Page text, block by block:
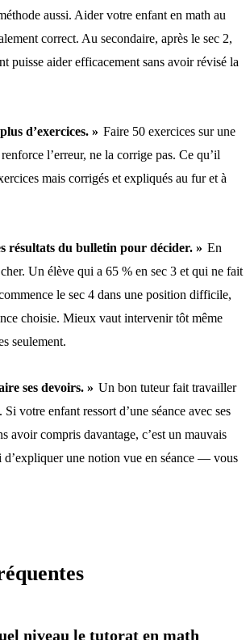
aussi. Aider votre enfant en math au
correct. Au secondaire, après le sec 2,
puisse aider efficacement sans avoir révisé la
d’exercices. » Faire 50 exercices sur une
l’erreur, ne la corrige pas. Ce qu’il
mais corrigés et expliqués au fur et à
résultats du bulletin pour décider. » En
Un élève qui a 65 % en sec 3 et qui ne fait
le sec 4 dans une position difficile,
choisie. Mieux vaut intervenir tôt même
seulement.
ses devoirs. » Un bon tuteur fait travailler
Si votre enfant ressort d’une séance avec ses
avoir compris davantage, c’est un mauvais
d’expliquer une notion vue en séance — vous
niveau le tutorat en math